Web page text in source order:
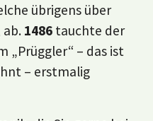
übrigens über
1486 tauchte der
„Prüggler“ – das ist
– erstmalig